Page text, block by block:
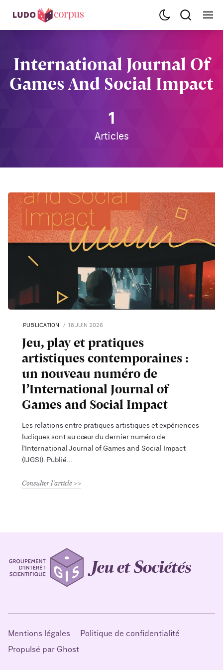
International Journal Of
Games And Social Impact
1
Articles
PUBLICATION 18 JUIN 2026
Jeu, play et pratiques
artistiques contemporaines :
un nouveau numéro de
l’International Journal of
Games and Social Impact
Les relations entre pratiques artistiques et expériences
ludiques sont au cœur du dernier numéro de
l’International Journal of Games and Social Impact
(IJGSI). Publié
Consulter l'article
Mentions légales
Politique de confidentialité
Propulsé par Ghost